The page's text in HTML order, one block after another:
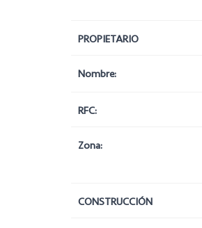
PROPIETARIO
Nombre:
RFC:
Zona:
CONSTRUCCIÓN